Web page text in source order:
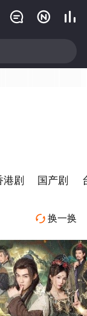
  
港剧 国产剧
 换一换